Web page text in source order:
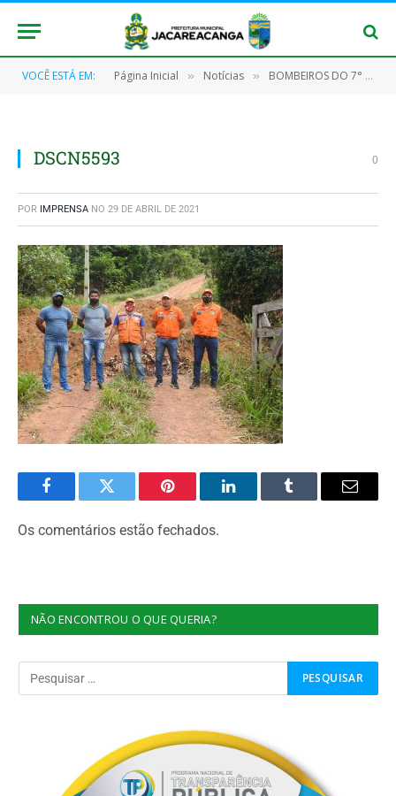
VOCÊ ESTÁ EM: Página Inicial » Notícias » BOMBEIROS DO 7° GBM DA DEFESA CIVÍL ESTADUAL REALIZAM RECONHECIMENTO EM ÁREA DE RISCO EM JACARÉACANGA
DSCN5593 0
POR IMPRENSA NO 29 DE ABRIL DE 2021
FacebookTwitter Pinterest O
Tumblr
E-
Os comentários estão fechados.
NÃO ENCONTROU O QUE QUERIA?